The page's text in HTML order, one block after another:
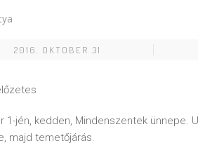
2016. OKTOBER 31
1-jén, kedden, Mindenszentek ünnepe.
majd temetőjárás.